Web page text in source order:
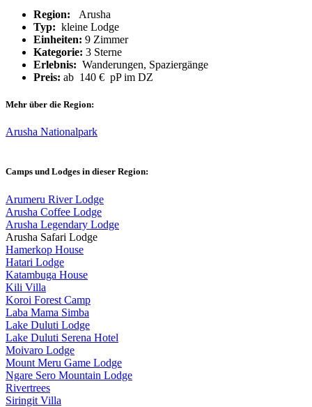
Region: Arusha
Typ: kleine Lodge
Einheiten: 9 Zimmer
Kategorie: 3 Sterne
Erlebnis: Wanderungen, Spaziergänge
Preis: ab 140 € pP im DZ
Mehr über die Region:
Arusha Nationalpark
Camps und Lodges in dieser Region:
Arumeru River Lodge
Arusha Coffee Lodge
Arusha Legendary Lodge
Arusha Safari Lodge
Hamerkop House
Hatari Lodge
Katambuga House
Kili Villa
Koroi Forest Camp
Laba Mama Simba
Lake Duluti Lodge
Lake Duluti Serena Hotel
Moivaro Lodge
Mount Meru Game Lodge
Ngare Sero Mountain Lodge
Rivertrees
Siringit Villa